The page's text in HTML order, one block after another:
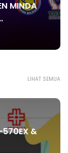
MINDA
LIHAT SEMUA
570EX &